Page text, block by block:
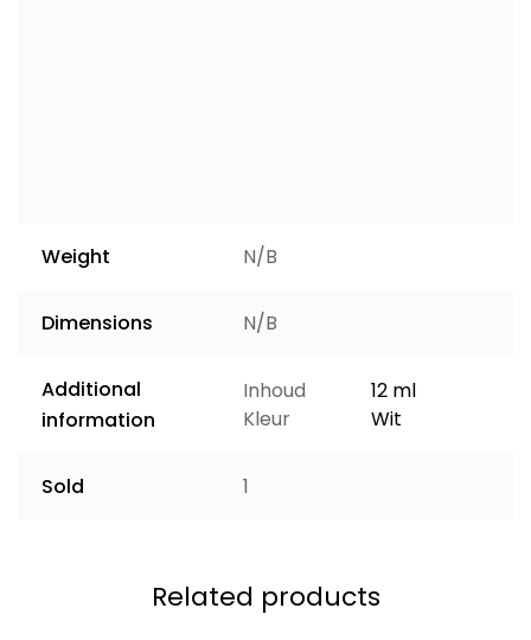
Weight N/B
Dimensions N/B
Additional
information
Inhoud
12 ml
Kleur
Wit
Sold 1
Related products